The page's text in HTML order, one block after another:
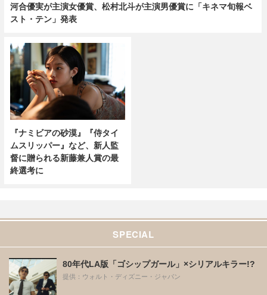
河合優実が主演女優賞、松村北斗が主演男優賞に「キネマ旬報ベ
スト・テン」発表
『ナミビアの砂漠』『侍タイ
ムスリッパー』など、新人監
督に贈られる新藤兼人賞の最
終選考に
SPECIAL
80年代LA版「ゴシップガール」×シリアルキラー!?
提供：ウォルト・ディズニー・ジャパン